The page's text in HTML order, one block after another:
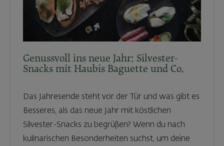
Genussvoll ins neue Jahr: Silvester-
Snacks mit Haubis Baguette und Co.
Das Jahresende steht vor der Tür und was gibt es
Besseres, als das neue Jahr mit köstlichen
Silvester-Snacks zu begrüßen? Wenn du nach
kulinarischen Besonderheiten suchst, um deine